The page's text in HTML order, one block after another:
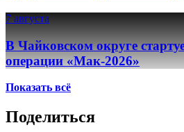
7 августа
В Чайковском округе
операции «Мак-2026»
Показать всё
Поделиться